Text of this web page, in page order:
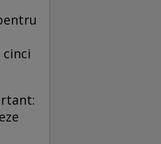
cinci